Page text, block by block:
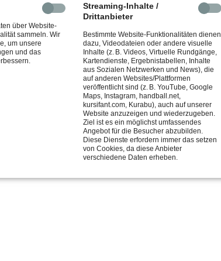
über Website-
sammeln. Wir
um unsere
und das
Streaming-Inhalte /
Drittanbieter
Bestimmte Website-Funktionalitäten dienen
dazu, Videodateien oder andere visuelle
Inhalte (z. B. Videos, Virtuelle Rundgänge,
Kartendienste, Ergebnistabellen, Inhalte
aus Sozialen Netzwerken und News), die
auf anderen Websites/Plattformen
veröffentlicht sind (z. B. YouTube, Google
Maps, Instagram, handball.net,
kursifant.com, Kurabu), auch auf unserer
Website anzuzeigen und wiederzugeben.
Ziel ist es ein möglichst umfassendes
Angebot für die Besucher abzubilden.
Diese Dienste erfordern immer das setzen
von Cookies, da diese Anbieter
verschiedene Daten erheben.